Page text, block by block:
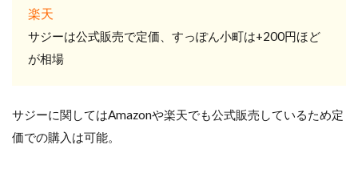
楽天
サジーは公式販売で定価、すっぽん小町は+200円ほど
が相場
サジーに関してはAmazonや楽天でも公式販売しているため定
価での購入は可能。